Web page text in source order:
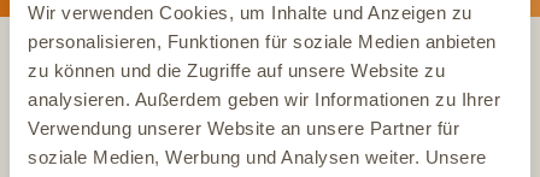
Wir verwenden Cookies, um Inhalte und Anzeigen zu
personalisieren, Funktionen für soziale Medien anbieten
zu können und die Zugriffe auf unsere Website zu
analysieren. Außerdem geben wir Informationen zu Ihrer
Verwendung unserer Website an unsere Partner für
soziale Medien, Werbung und Analysen weiter. Unsere
KONTAKT